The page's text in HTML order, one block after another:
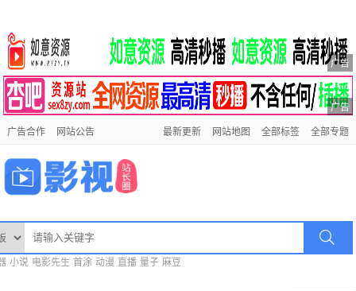
广告
广告
广告合作 网站公告 最新更新 网站地图 全部标签 全部专题
小说 电影先生 首涂 动漫 直播 量子 麻豆